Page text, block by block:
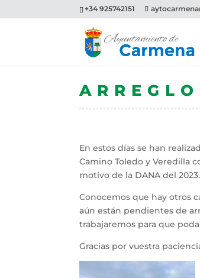
+34 925742151
En estos días se han
Camino Toledo y Veredilla
motivo de la DANA del 2023.
Conocemos que hay otros
aún están pendientes de
trabajaremos para que
Gracias por vuestra